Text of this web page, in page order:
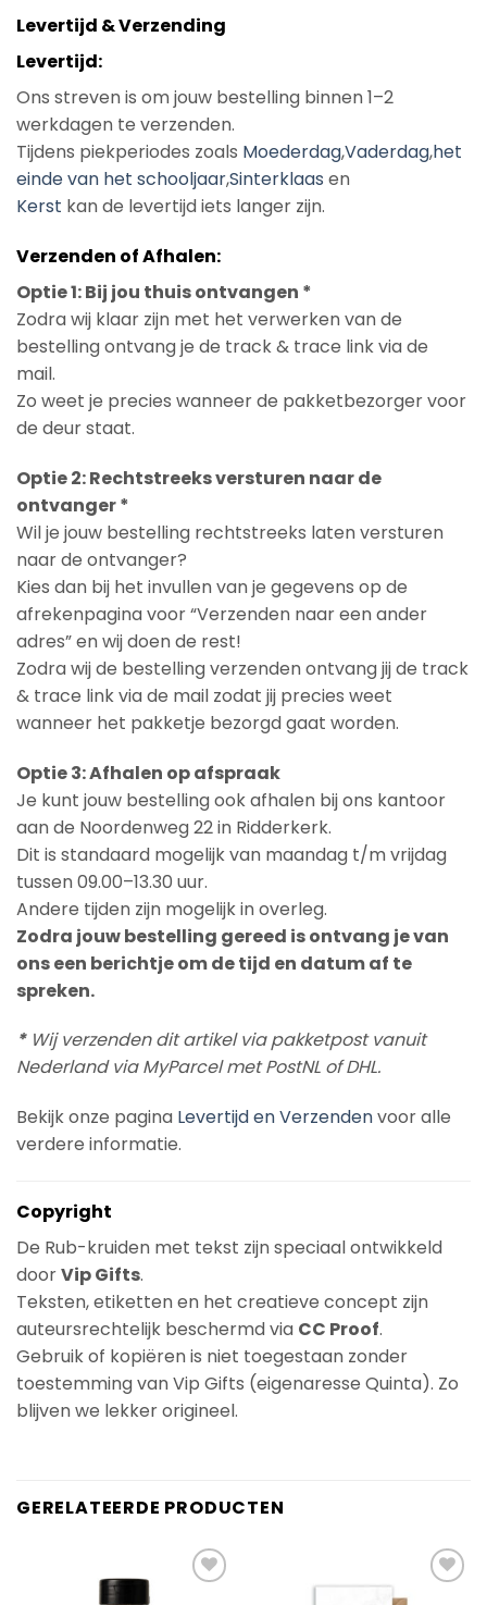
Levertijd & Verzending
Levertijd:
Ons streven is om jouw bestelling binnen 1–2
werkdagen te verzenden.
Tijdens piekperiodes zoals Moederdag,Vaderdag,het
einde van het schooljaar,Sinterklaas en
Kerst kan de levertijd iets langer zijn.
Verzenden of Afhalen:
Optie 1: Bij jou thuis ontvangen *
Zodra wij klaar zijn met het verwerken van de
bestelling ontvang je de track & trace link via de
mail.
Zo weet je precies wanneer de pakketbezorger voor
de deur staat.
Optie 2: Rechtstreeks versturen naar de
ontvanger *
Wil je jouw bestelling rechtstreeks laten versturen
naar de ontvanger?
Kies dan bij het invullen van je gegevens op de
afrekenpagina voor “Verzenden naar een ander
adres” en wij doen de rest!
Zodra wij de bestelling verzenden ontvang jij de track
& trace link via de mail zodat jij precies weet
wanneer het pakketje bezorgd gaat worden.
Optie 3: Afhalen op afspraak
Je kunt jouw bestelling ook afhalen bij ons kantoor
aan de Noordenweg 22 in Ridderkerk.
Dit is standaard mogelijk van maandag t/m vrijdag
tussen 09.00–13.30 uur.
Andere tijden zijn mogelijk in overleg.
Zodra jouw bestelling gereed is ontvang je van
ons een berichtje om de tijd en datum af te
spreken.
*Wij verzenden dit artikel via pakketpost vanuit
Nederland via MyParcel met PostNL of DHL.
Bekijk onze pagina Levertijd en Verzendenvoor alle
verdere informatie.
Copyright
De Rub-kruiden met tekst zijn speciaal ontwikkeld
doorVip Gifts.
Teksten, etiketten en het creatieve concept zijn
auteursrechtelijk beschermd via CC Proof.
Gebruik of kopiëren is niet toegestaan zonder
toestemming van Vip Gifts (eigenaresse Quinta). Zo
blijven we lekker origineel.
GERELATEERDE PRODUCTEN